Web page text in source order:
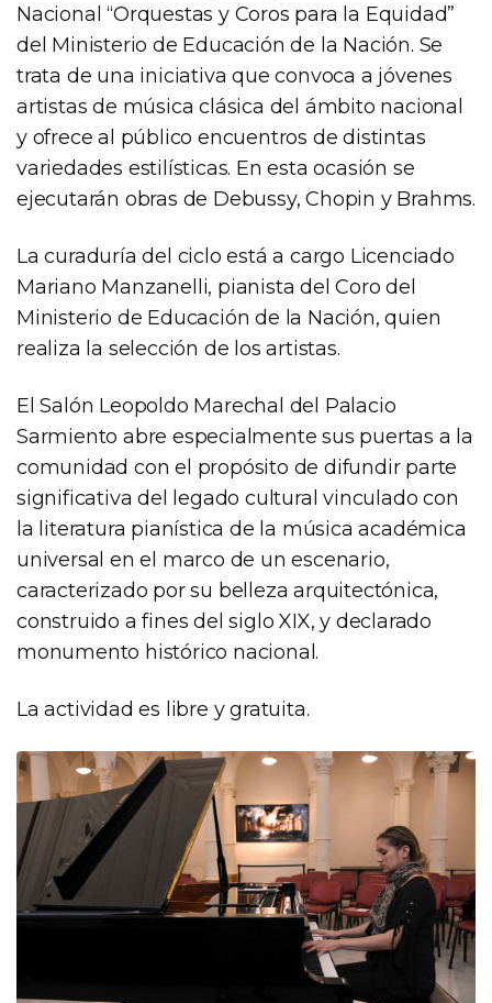
Nacional “Orquestas y Coros para la Equidad”
del Ministerio de Educación de la Nación. Se
trata de una iniciativa que convoca a jóvenes
artistas de música clásica del ámbito nacional
y ofrece al público encuentros de distintas
variedades estilísticas. En esta ocasión se
ejecutarán obras de Debussy, Chopin y Brahms.
La curaduría del ciclo está a cargo Licenciado
Mariano Manzanelli, pianista del Coro del
Ministerio de Educación de la Nación, quien
realiza la selección de los artistas.
El Salón Leopoldo Marechal del Palacio
Sarmiento abre especialmente sus puertas a la
comunidad con el propósito de difundir parte
significativa del legado cultural vinculado con
la literatura pianística de la música académica
universal en el marco de un escenario,
caracterizado por su belleza arquitectónica,
construido a fines del siglo XIX, y declarado
monumento histórico nacional.
La actividad es libre y gratuita.